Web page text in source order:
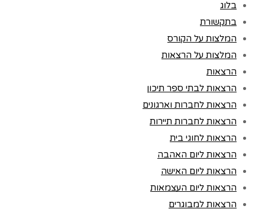
בלוג
בתקשורת
המלצות על הקורס
המלצות על הרצאות
הרצאות
הרצאות לבתי ספר תיכון
הרצאות לחברות וארגונים
הרצאות לחברות תיירות
הרצאות לחוגי בית
הרצאות ליום האהבה
הרצאות ליום האישה
הרצאות ליום העצמאות
הרצאות למבוגרים